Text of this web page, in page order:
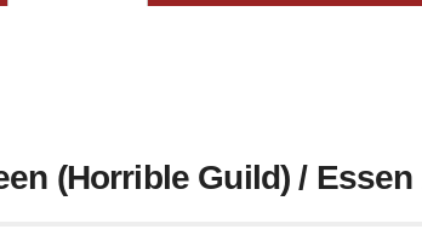
(Horrible Guild) /